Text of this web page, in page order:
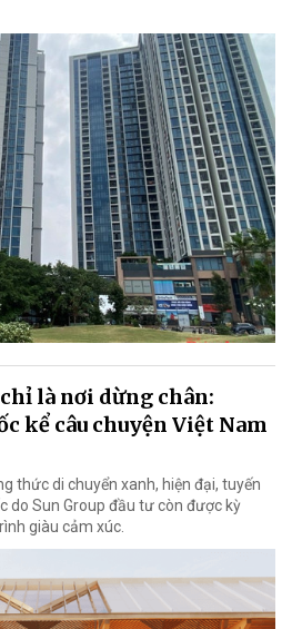
là nơi dừng chân:
kể câu chuyện Việt Nam
thức di chuyển xanh, hiện đại, tuyến
do Sun Group đầu tư còn được kỳ
giàu cảm xúc.